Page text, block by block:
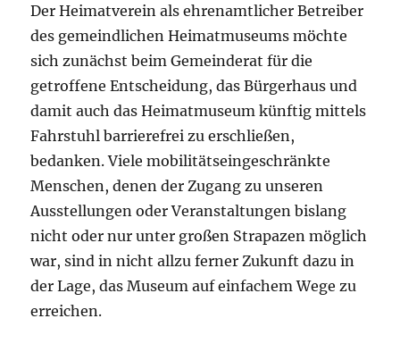
Der Heimatverein als ehrenamtlicher Betreiber
des gemeindlichen Heimatmuseums möchte
sich zunächst beim Gemeinderat für die
getroffene Entscheidung, das Bürgerhaus und
damit auch das Heimatmuseum künftig mittels
Fahrstuhl barrierefrei zu erschließen,
bedanken. Viele mobilitätseingeschränkte
Menschen, denen der Zugang zu unseren
Ausstellungen oder Veranstaltungen bislang
nicht oder nur unter großen Strapazen möglich
war, sind in nicht allzu ferner Zukunft dazu in
der Lage, das Museum auf einfachem Wege zu
erreichen.